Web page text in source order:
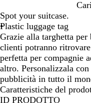
a
c
k
i
t
e
y
a
l
B
l
u
e
Spot your suitcase.
Plastic luggage tag
Grazie alla targhetta
clienti potranno
perfetta per compagnie
altro. Personalizzala
pubblicità in tutto il
Caratteristiche del
ID PRODOTTO